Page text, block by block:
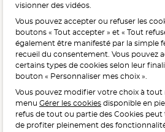
L'abus d'alcool est dangereux pour
avec
Interdiction de vente de
visionner des vidéos.
Vous pouvez accepter ou refuser les
boutons « Tout accepter » et « Tout
également être manifesté par la simple
recueil du consentement. Vous pouvez
certains types de cookies selon leur
bouton « Personnaliser mes choix ».
Vous pouvez modifier votre choix à
menu Gérer les cookies disponible en
refus de tout ou partie des Cookies
de profiter pleinement des